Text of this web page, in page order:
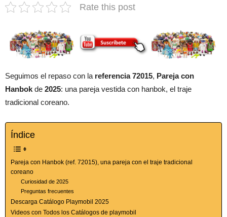
Rate this post
Seguimos el repaso con la referencia 72015, Pareja con
Hanbok de 2025: una pareja vestida con hanbok, el traje
tradicional coreano.
Índice
Pareja con Hanbok (ref. 72015), una pareja con el traje tradicional
coreano
Curiosidad de 2025
Preguntas frecuentes
Descarga Catálogo Playmobil 2025
Videos con Todos los Catálogos de playmobil